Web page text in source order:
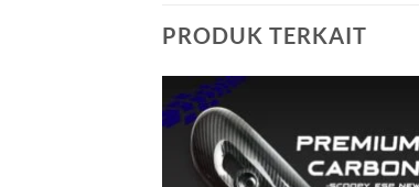
PRODUK TERKAIT
Tambahkan
ke Wishlist